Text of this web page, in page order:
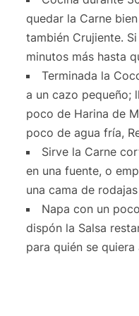
quedar la Carne
también Crujiente.
minutos más hasta
Terminada la
a un cazo pequeño;
poco de Harina de
poco de agua fría,
Sirve la Carne
en una fuente, o
una cama de
Napa con un
dispón la Salsa
para quién se quiera